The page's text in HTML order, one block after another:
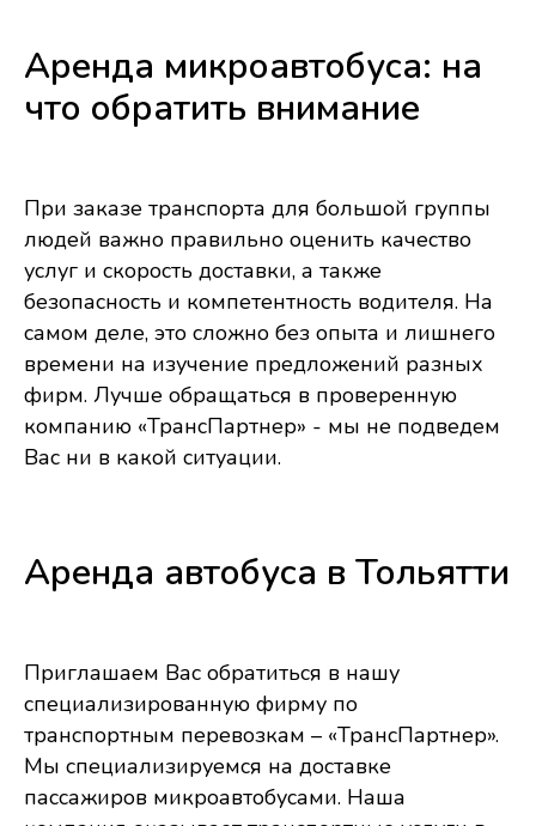
Аренда микроавтобуса: на
что обратить внимание
При заказе транспорта для большой группы
людей важно правильно оценить качество
услуг и скорость доставки, а также
безопасность и компетентность водителя. На
самом деле, это сложно без опыта и лишнего
времени на изучение предложений разных
фирм. Лучше обращаться в проверенную
компанию «ТрансПартнер» - мы не подведем
Вас ни в какой ситуации.
Аренда автобуса в Тольятти
Приглашаем Вас обратиться в нашу
специализированную фирму по
транспортным перевозкам – «ТрансПартнер».
Мы специализируемся на доставке
пассажиров микроавтобусами. Наша